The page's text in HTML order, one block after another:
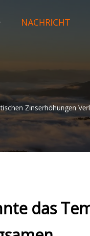
NACHRICHT
Zinserhöhungen
das